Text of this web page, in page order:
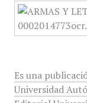
Es una
Universidad